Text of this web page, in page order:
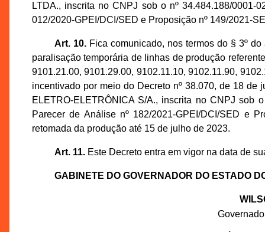
LTDA., inscrita no CNPJ sob o nº 34.484.188/0001-
012/2020-GPEI/DCI/SED e Proposição nº 149/2021-
Art. 10.Fica comunicado, nos termos do § 3º do
paralisação temporária de linhas de produção
9101.21.00, 9101.29.00, 9102.11.10, 9102.11.90,
incentivado por meio do Decreto nº 38.070, de 18
ELETRO-ELETRÔNICA S/A., inscrita no CNPJ sob
Parecer de Análise nº 182/2021-GPEI/DCI/SED e
retomada da produção até 15 de julho de 2023.
Art. 11.Este Decreto entra em vigor na data de
GABINETE DO GOVERNADOR DO ESTADO